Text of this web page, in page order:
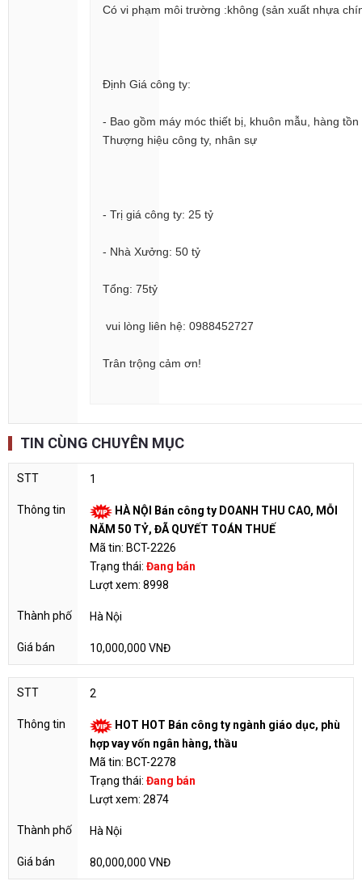
Có vi phạm môi trường :không (sản xuất nhựa
Định Giá công ty:
- Bao gồm máy móc thiết bị, khuôn mẫu, hàng
Thượng hiệu công ty, nhân sự
- Trị giá công ty: 25 tỷ
- Nhà Xưởng: 50 tỷ
Tổng: 75tỷ
vui lòng liên hệ: 0988452727
Trân trộng cảm ơn!
TIN CÙNG CHUYÊN MỤC
1
HÀ NỘI Bán công ty DOANH THU CAO, MỖI
NĂM 50 TỶ, ĐÃ QUYẾT TOÁN THUẾ
Mã tin: BCT-2226
Trạng thái: Đang bán
Lượt xem: 8998
Hà Nội
10,000,000 VNĐ
2
HOT HOT Bán công ty ngành giáo dục, phù
hợp vay vốn ngân hàng, thầu
Mã tin: BCT-2278
Trạng thái: Đang bán
Lượt xem: 2874
Hà Nội
80,000,000 VNĐ